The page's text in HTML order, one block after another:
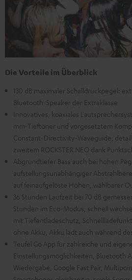
Die Vorteile im Überblick
130 dB maximaler Schalldruckpegel:
Bluetooth-Speaker der Extraklasse
Innovatives, koaxiales
mm-Tieftöner und vorgesetztem
Constant-Directivity-Waveguide,
zweitem ROCKSTER NEO dank
Abgrundtiefer Bass auch bei hohen
aufstellungsunabhängiger
auf feinaufgelöste Höhen, wählbarer
36 Stunden Laufzeit bei 70 dB
Stunden im Eco-Modus, schnell
mit Tiefentladeschutz,
ohne Akku, Akku lädt auch während
Teufel Go App für zahlreiche und
Einstellungsmöglichkeiten, Bluetooth
Wiedergabe, Google Fast Pair,